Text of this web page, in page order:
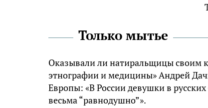
Только мытье
Оказывали ли натиральщицы своим
этнографии и медицины» Андрей
Европы: «В России девушки в
весьма “равнодушно”».